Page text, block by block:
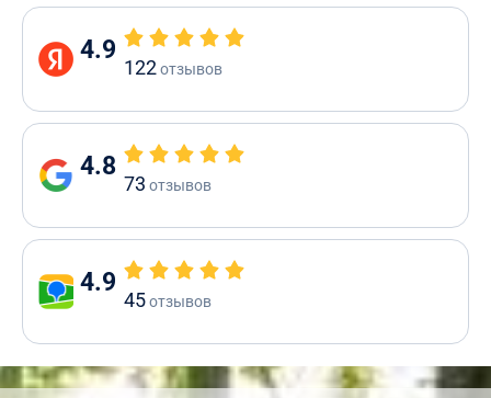
4.9
122отзывов
4.8
73 отзывов
4.9
45отзывов